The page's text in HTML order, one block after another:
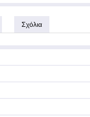
Σχόλια